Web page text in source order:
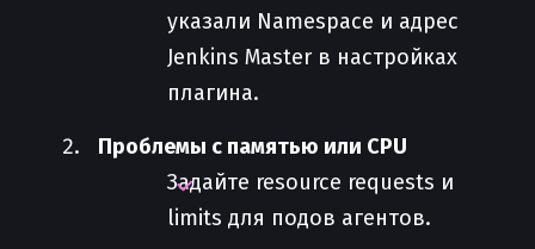
указали Namespace и адрес
Jenkins Master в настройках
плагина.
Проблемы с памятью или CPU
Задайте resource requests и
limits для подов агентов.